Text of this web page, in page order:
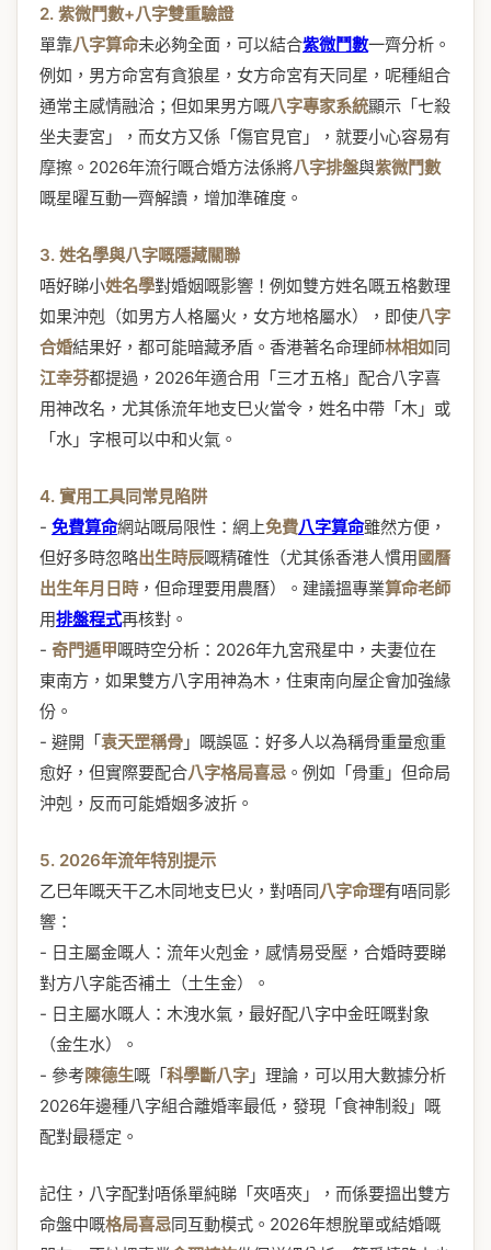
2. 紫微鬥數+八字雙重驗證
單靠八字算命未必夠全面，可以結合紫微鬥數一齊分析。
例如，男方命宮有貪狼星，女方命宮有天同星，呢種組合
通常主感情融洽；但如果男方嘅八字專家系統顯示「七殺
坐夫妻宮」，而女方又係「傷官見官」，就要小心容易有
摩擦。2026年流行嘅合婚方法係將八字排盤與紫微鬥數
嘅星曜互動一齊解讀，增加準確度。
3. 姓名學與八字嘅隱藏關聯
唔好睇小姓名學對婚姻嘅影響！例如雙方姓名嘅五格數理
如果沖剋（如男方人格屬火，女方地格屬水），即使八字
合婚結果好，都可能暗藏矛盾。香港著名命理師林相如同
江幸芬都提過，2026年適合用「三才五格」配合八字喜
用神改名，尤其係流年地支巳火當令，姓名中帶「木」或
「水」字根可以中和火氣。
4. 實用工具同常見陷阱
- 免費算命網站嘅局限性：網上免費八字算命雖然方便，
但好多時忽略出生時辰嘅精確性（尤其係香港人慣用國曆
出生年月日時，但命理要用農曆）。建議搵專業算命老師
用排盤程式再核對。
- 奇門遁甲嘅時空分析：2026年九宮飛星中，夫妻位在
東南方，如果雙方八字用神為木，住東南向屋企會加強緣
份。
- 避開「袁天罡稱骨 」嘅誤區：好多人以為稱骨重量愈重
愈好，但實際要配合八字格局喜忌 。例如「骨重」但命局
沖剋，反而可能婚姻多波折。
5. 2026年流年特別提示
乙巳年嘅天干乙木同地支巳火，對唔同八字命理有唔同影
響：
- 日主屬金嘅人：流年火剋金，感情易受壓，合婚時要睇
對方八字能否補土（土生金）。
- 日主屬水嘅人：木洩水氣，最好配八字中金旺嘅對象
（金生水）。
- 參考陳德生嘅「科學斷八字 」理論，可以用大數據分析
2026年邊種八字組合離婚率最低，發現「食神制殺」嘅
配對最穩定。
記住，八字配對唔係單純睇「夾唔夾」，而係要搵出雙方
命盤中嘅格局喜忌同互動模式。2026年想脫單或結婚嘅